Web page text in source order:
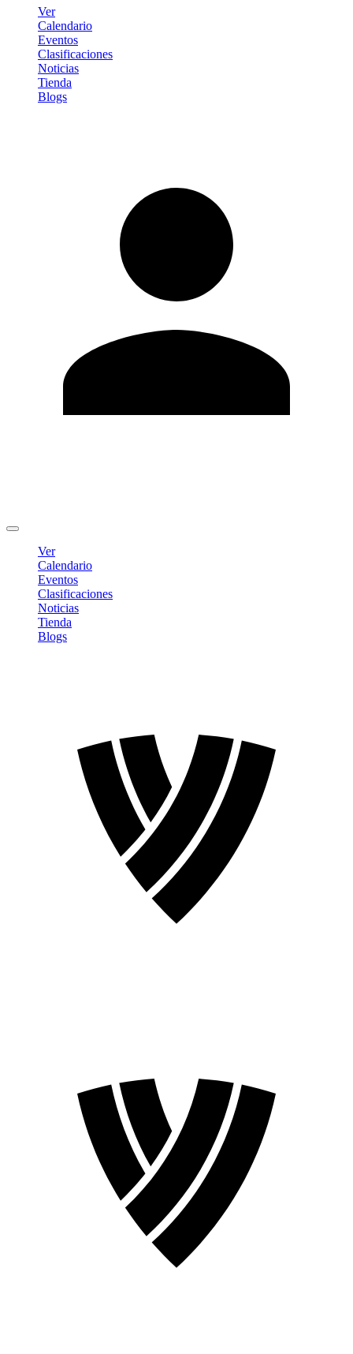
Ver
Calendario
Eventos
Clasificaciones
Noticias
Tienda
Blogs
Ver
Calendario
Eventos
Clasificaciones
Noticias
Tienda
Blogs